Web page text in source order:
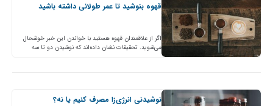
قهوه بنوشید تا عمر طولانی داشته باشید
اگر از علاقمندان قهوه هستید با خواندن این خبر خوشحال
می‌شوید. تحقیقات نشان داده‌اند که نوشیدن دو تا سه
نوشیدنی انرژی‌زا مصرف کنیم یا نه؟